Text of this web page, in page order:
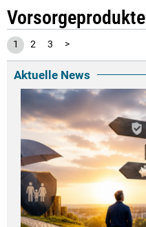
Vorsorgeprodukte
1 2 3 >
Aktuelle News